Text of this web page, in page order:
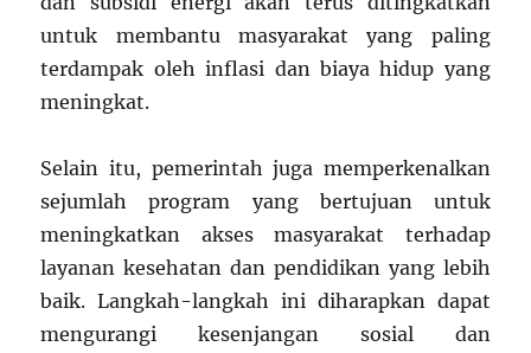
untuk membantu masyarakat yang paling
terdampak oleh inflasi dan biaya hidup yang
meningkat.
Selain itu, pemerintah juga memperkenalkan
sejumlah program yang bertujuan untuk
meningkatkan akses masyarakat terhadap
layanan kesehatan dan pendidikan yang lebih
baik. Langkah-langkah ini diharapkan dapat
mengurangi kesenjangan sosial dan